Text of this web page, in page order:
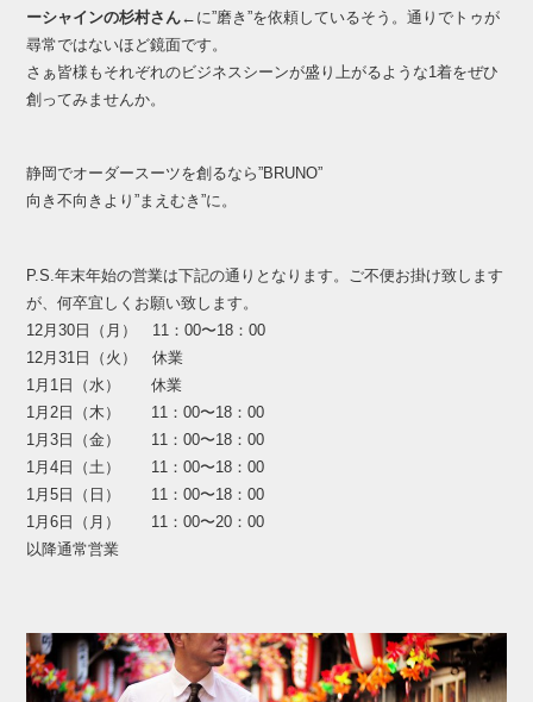
ーシャインの杉村さん←に”磨き”を依頼しているそう。通りでトゥが
尋常ではないほど鏡面です。
さぁ皆様もそれぞれのビジネスシーンが盛り上がるような1着をぜひ
創ってみませんか。
静岡でオーダースーツを創るなら”BRUNO”
向き不向きより”まえむき”に。
P.S.年末年始の営業は下記の通りとなります。ご不便お掛け致します
が、何卒宜しくお願い致します。
12月30日（月） 11：00〜18：00
12月31日（火） 休業
1月1日（水） 休業
1月2日（木） 11：00〜18：00
1月3日（金） 11：00〜18：00
1月4日（土） 11：00〜18：00
1月5日（日） 11：00〜18：00
1月6日（月） 11：00〜20：00
以降通常営業